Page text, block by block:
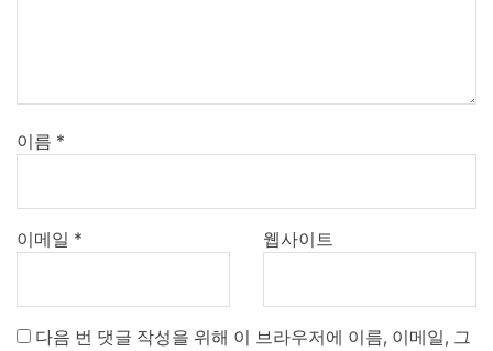
이름 *
이메일 * 웹사이트
다음 번 댓글 작성을 위해 이 브라우저에 이름, 이메일, 그